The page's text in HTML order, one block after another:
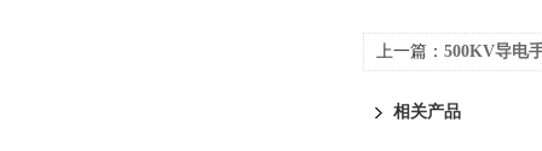
上一篇： 500KV导电
相关产品